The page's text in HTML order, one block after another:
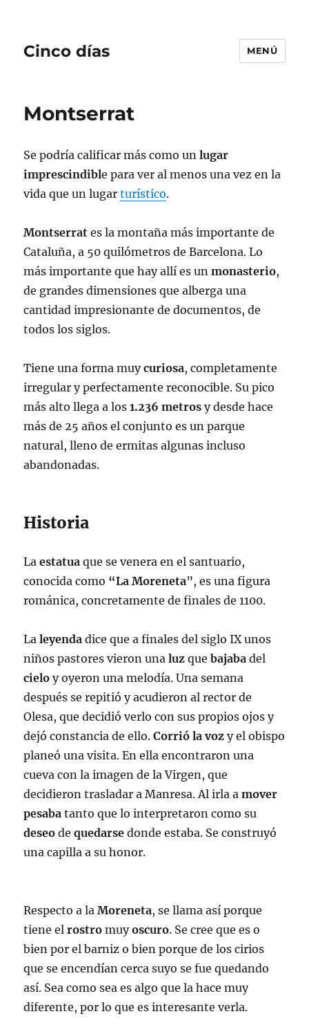
Cinco días MENÚ
Montserrat
Se podría calificar más como un lugar
imprescindible para ver al menos una vez en la
vida que un lugarturístico.
Montserrat es la montaña más importante de
Cataluña, a 50 quilómetros de Barcelona. Lo
más importante que hay allí es unmonasterio,
de grandes dimensiones que alberga una
cantidad impresionante de documentos, de
todos los siglos.
Tiene una forma muycuriosa, completamente
irregular y perfectamente reconocible. Su pico
más alto llega a los1.236 metros y desde hace
más de 25 años el conjunto es un parque
natural, lleno de ermitas algunas incluso
abandonadas.
Historia
Laestatua que se venera en el santuario,
conocida como “La Moreneta”, es una figura
románica, concretamente de finales de 1100.
Laleyenda dice que a finales del siglo IX unos
niños pastores vieron unaluz quebajaba del
cielo y oyeron una melodía. Una semana
después se repitió y acudieron al rector de
Olesa, que decidió verlo con sus propios ojos y
dejó constancia de ello.Corrió la voz y el obispo
planeó una visita. En ella encontraron una
cueva con la imagen de la Virgen, que
decidieron trasladar a Manresa. Al irla amover
pesaba tanto que lo interpretaron como su
deseo dequedarse donde estaba. Se construyó
una capilla a su honor.
Respecto a laMoreneta, se llama así porque
tiene elrostro muyoscuro. Se cree que es o
bien por el barniz o bien porque de los cirios
que se encendían cerca suyo se fue quedando
así. Sea como sea es algo que la hace muy
diferente, por lo que es interesante verla.